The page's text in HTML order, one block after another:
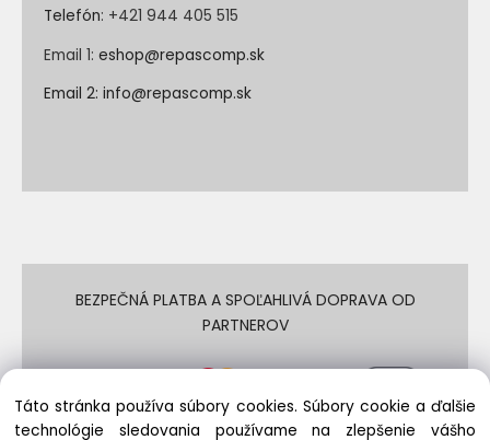
Telefón: +421 944 405 515
Email 1: eshop@repascomp.sk
Email 2: info@repascomp.sk
BEZPEČNÁ PLATBA A SPOĽAHLIVÁ DOPRAVA OD
PARTNEROV
Táto stránka používa súbory cookies. Súbory cookie a ďalšie
technológie sledovania používame na zlepšenie vášho